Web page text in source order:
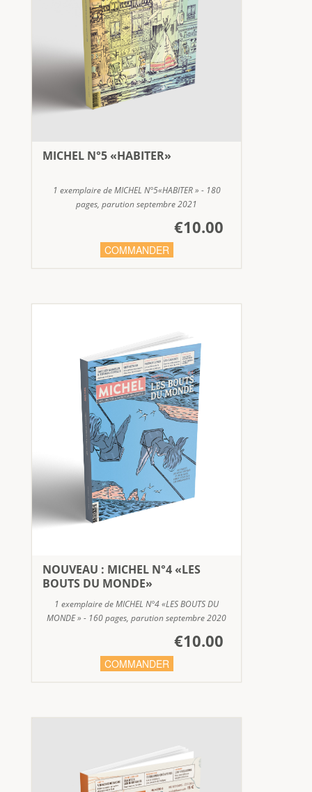
MICHEL N°5 «HABITER»
1 exemplaire de MICHEL N°5«HABITER » - 180
pages, parution septembre 2021
€10.00
NOUVEAU : MICHEL N°4 «LES
BOUTS DU MONDE»
1 exemplaire de MICHEL N°4 «LES BOUTS DU
MONDE » - 160 pages, parution septembre 2020
€10.00